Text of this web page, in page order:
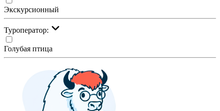
Экскурсионный
Туроператор:
Голубая птица